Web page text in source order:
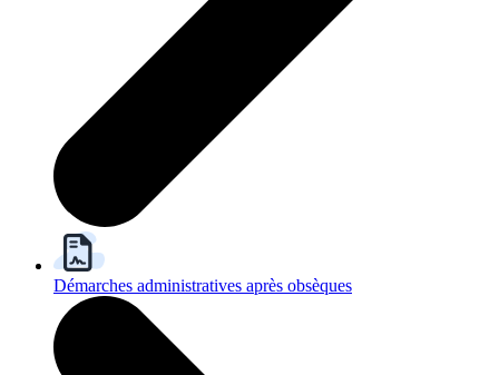
Démarches administratives après obsèques